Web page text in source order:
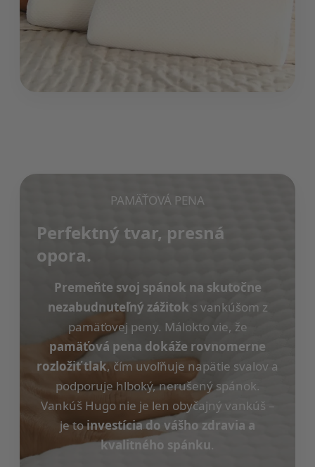
PAMÄŤOVÁ PENA
Perfektný tvar, presná
opora.
Premeňte svoj spánok na skutočne
nezabudnuteľný zážitok s vankúšom z
pamäťovej peny. Málokto vie, že
pamäťová pena dokáže rovnomerne
rozložiť tlak, čím uvoľňuje napätie svalov a
podporuje hlboký, nerušený spánok.
Vankúš Hugo nie je len obyčajný vankúš –
je toinvestícia do vášho zdravia a
kvalitného spánku.